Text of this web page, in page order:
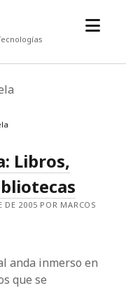
abrir
Libros,
DE 2005 POR MARCOS
anda inmerso en
que se